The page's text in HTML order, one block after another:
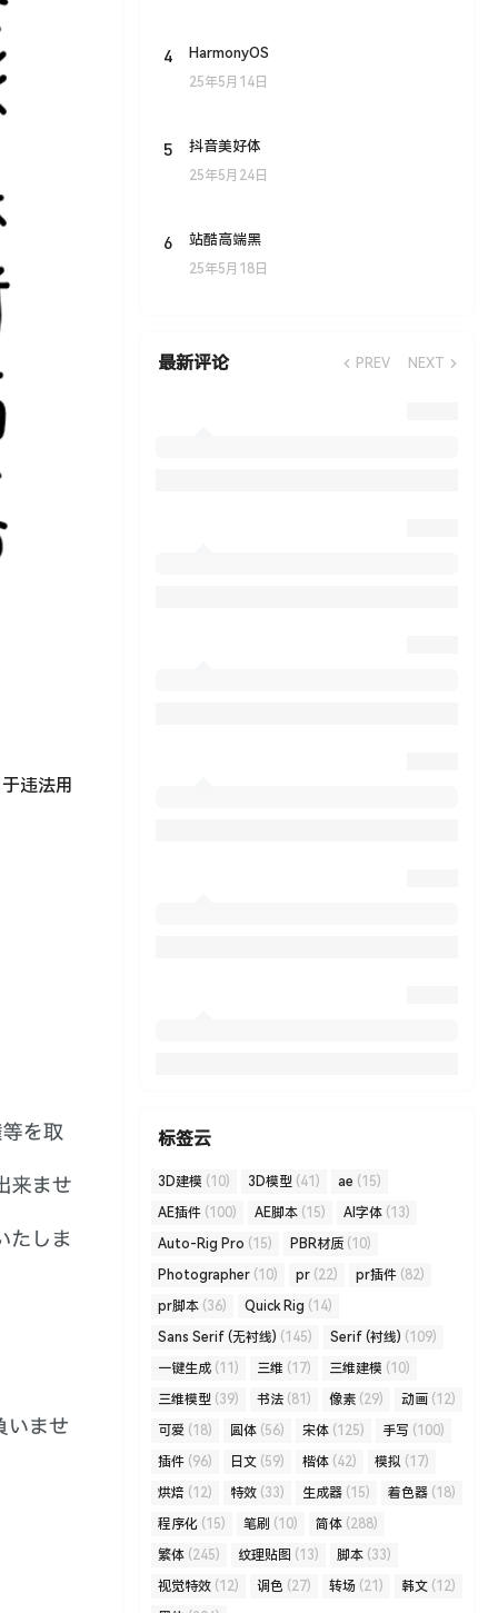
违法用
4 HarmonyOS
25年5月14日
5 抖音美好体
25年5月24日
6 站酷高端黑
25年5月18日
最新评论 PREV NEXT
标签云
3D建模 (10) 3D模型 (41) ae (15)
AE插件 (100) AE脚本 (15) AI字体 (13)
Auto-Rig Pro (15) PBR材质 (10)
Photographer (10) pr (22) pr插件 (82)
pr脚本 (36) Quick Rig (14)
Sans Serif (无衬线) (145) Serif (衬线) (109)
一键生成 (11) 三维 (17) 三维建模 (10)
三维模型 (39) 书法 (81) 像素 (29) 动画 (12)
可爱 (18) 圆体 (56) 宋体 (125) 手写 (100)
插件 (96) 日文 (59) 楷体 (42) 模拟 (17)
烘焙 (12) 特效 (33) 生成器 (15) 着色器 (18)
程序化 (15) 笔刷 (10) 简体 (288)
繁体 (245) 纹理贴图 (13) 脚本 (33)
视觉特效 (12) 调色 (27) 转场 (21) 韩文 (12)